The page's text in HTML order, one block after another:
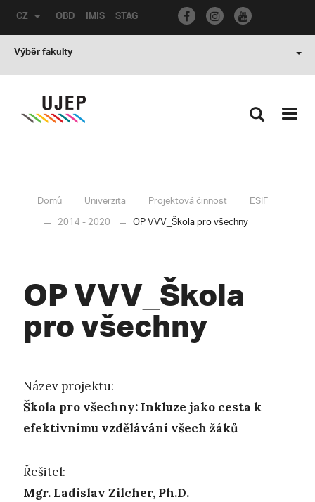
OBD IMIS STAG
CZ
Výběr fakulty
Domů Univerzita Projektová činnost
ESIF
2014 - 2020
OP VVV_Škola pro všechny
OP VVV_Škola
pro všechny
Název projektu:
Škola pro všechny: Inkluze jako cesta k
efektivnímu vzdělávání všech žáků
Řešitel:
Mgr. Ladislav Zilcher, Ph.D.